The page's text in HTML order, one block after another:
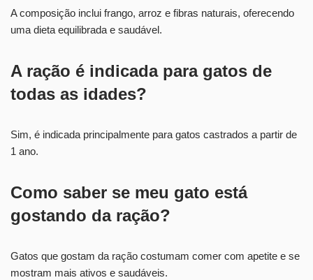
A composição inclui frango, arroz e fibras naturais, oferecendo
uma dieta equilibrada e saudável.
A ração é indicada para gatos de
todas as idades?
Sim, é indicada principalmente para gatos castrados a partir de
1 ano.
Como saber se meu gato está
gostando da ração?
Gatos que gostam da ração costumam comer com apetite e se
mostram mais ativos e saudáveis.